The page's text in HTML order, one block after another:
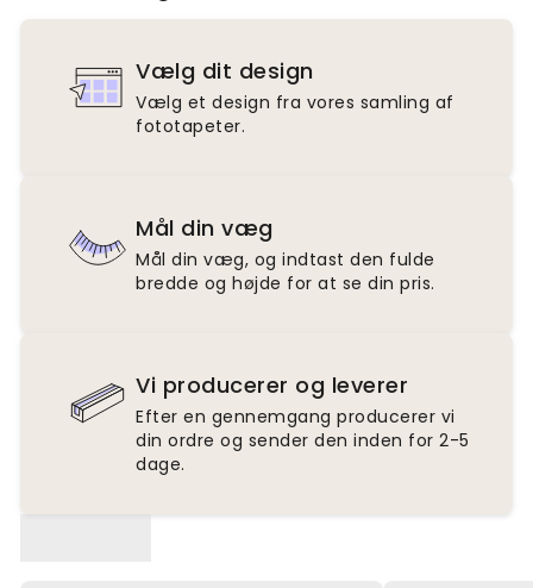
Vælg dit design
Vælg et design fra vores samling af
fototapeter.
Mål din væg
Mål din væg, og indtast den fulde
bredde og højde for at se din pris.
Vi producerer og leverer
Efter en gennemgang producerer vi
din ordre og sender den inden for 2-5
dage.